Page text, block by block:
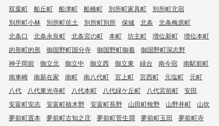
双葉町
船丘町 船津町 船橋町 別所町家具町
別所町北宿
別所町小林
別所町佐土 別所町別所 保城 北条
北条梅原町
北条口
北条永良町 北条宮の町 本町 坊主町 増位新町
増位本町
的形町的形
御国野町国分寺 御国野町御着
御国野町深志野
神子岡前
御立北 御立中 御立西 御立東 緑台 南今宿
南駅前町
南車崎
南新在家 南町 南八代町 宮上町 宮西町 元塩町
元町
八代
八代東光寺町 八代本町 八代緑ケ丘町 八代宮前町
安田
安富町安志
安富町植木野 安富町長野 山田町牧野 山野井町
山吹
夢前町置本
夢前町古知之庄 夢前町菅生澗 夢前町玉田
夢前町寺